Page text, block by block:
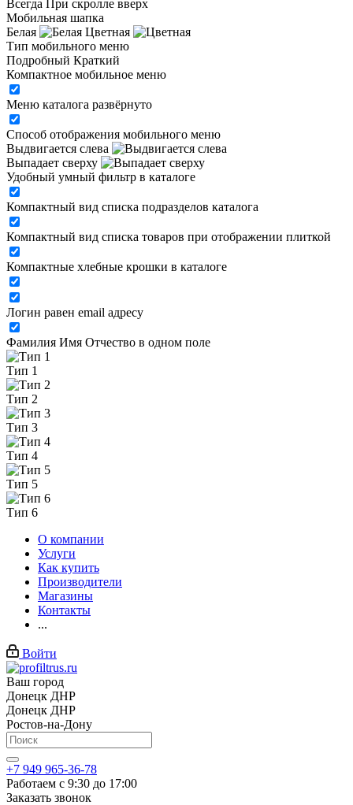
Всегда При скролле вверх
Мобильная шапка
Белая
Цветная
Тип мобильного меню
Подробный Краткий
Компактное мобильное меню
Меню каталога развёрнуто
Способ отображения мобильного меню
Выдвигается слева
Выпадает сверху
Удобный умный фильтр в каталоге
Компактный вид списка подразделов каталога
Компактный вид списка товаров при отображении плиткой
Компактные хлебные крошки в каталоге
Логин равен email адресу
Фамилия Имя Отчество в одном поле
Тип 1
Тип 2
Тип 3
Тип 4
Тип 5
Тип 6
О компании
Услуги
Как купить
Производители
Магазины
Контакты
...
Войти
Ваш город
Донецк ДНР
Донецк ДНР
Ростов-на-Дону
+7 949 965-36-78
Работаем с 9:30 до 17:00
Заказать звонок